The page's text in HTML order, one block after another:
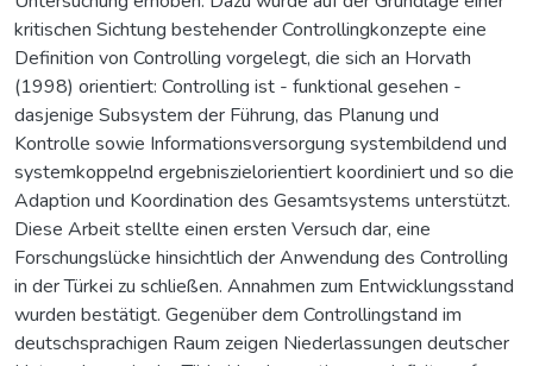
kritischen Sichtung bestehender Controllingkonzepte eine
Definition von Controlling vorgelegt, die sich an Horvath
(1998) orientiert: Controlling ist - funktional gesehen -
dasjenige Subsystem der Führung, das Planung und
Kontrolle sowie Informationsversorgung systembildend und
systemkoppelnd ergebniszielorientiert koordiniert und so die
Adaption und Koordination des Gesamtsystems unterstützt.
Diese Arbeit stellte einen ersten Versuch dar, eine
Forschungslücke hinsichtlich der Anwendung des Controlling
in der Türkei zu schließen. Annahmen zum Entwicklungsstand
wurden bestätigt. Gegenüber dem Controllingstand im
deutschsprachigen Raum zeigen Niederlassungen deutscher